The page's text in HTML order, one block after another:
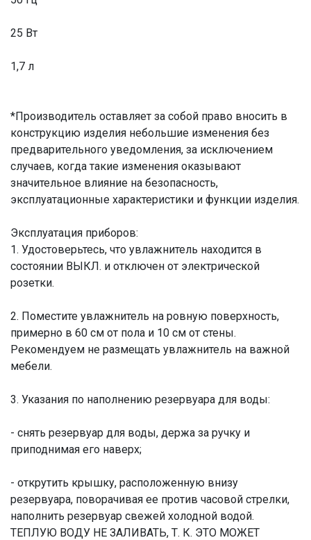
25 Вт
1,7 л
*Производитель оставляет за собой право вносить в
конструкцию изделия небольшие изменения без
предварительного уведомления, за исключением
случаев, когда такие изменения оказывают
значительное влияние на безопасность,
эксплуатационные характеристики и функции изделия.
Эксплуатация приборов:
1. Удостоверьтесь, что увлажнитель находится в
состоянии ВЫКЛ. и отключен от электрической
розетки.
2. Поместите увлажнитель на ровную поверхность,
примерно в 60 см от пола и 10 см от стены.
Рекомендуем не размещать увлажнитель на важной
мебели.
3. Указания по наполнению резервуара для воды:
- снять резервуар для воды, держа за ручку и
приподнимая его наверх;
- открутить крышку, расположенную внизу
резервуара, поворачивая ее против часовой стрелки,
наполнить резервуар свежей холодной водой.
ТЕПЛУЮ ВОДУ НЕ ЗАЛИВАТЬ, Т. К. ЭТО МОЖЕТ